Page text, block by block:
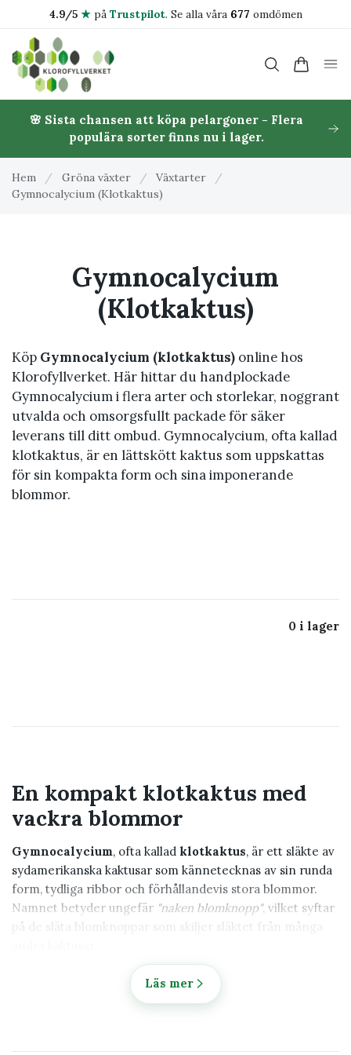
4.9/5 ★på Trustpilot. Se alla våra 677 omdömen
🌸 Sista chansen att köpa pelargoner - Flera
populära sorter finns nu i lager.
Hem / Gröna växter / Växtarter
/
Gymnocalycium (Klotkaktus)
Gymnocalycium
(Klotkaktus)
Köp Gymnocalycium (klotkaktus) online hos
Klorofyllverket. Här hittar du handplockade
Gymnocalycium i flera arter och storlekar, noggrant
utvalda och omsorgsfullt packade för säker
leverans till ditt ombud. Gymnocalycium, ofta kallad
klotkaktus, är en lättskött kaktus som uppskattas
för sin kompakta form och sina imponerande
blommor.
0 i lager
En kompakt klotkaktus med
vackra blommor
Gymnocalycium, ofta kallad klotkaktus, är ett släkte av
sydamerikanska kaktusar som kännetecknas av sin runda
form, tydliga ribbor och förhållandevis stora blommor.
Namnet betyder ungefär "naken blomknopp", vilket syftar
på de släta blomknoppar som skiljer släktet från många
Hos Klorofyllverket hittar du noggrant utvalda
Gymnocalycium med fokus på friska plantor, vacker form
Läs mer